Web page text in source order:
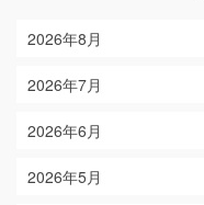
2026年8月
2026年7月
2026年6月
2026年5月